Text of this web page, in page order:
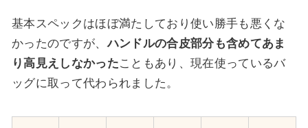
基本スペックはほぼ満たしており使い勝手も悪くな
かったのですが、ハンドルの合皮部分も含めてあま
り高見えしなかったこともあり、現在使っているバ
ッグに取って代わられました。